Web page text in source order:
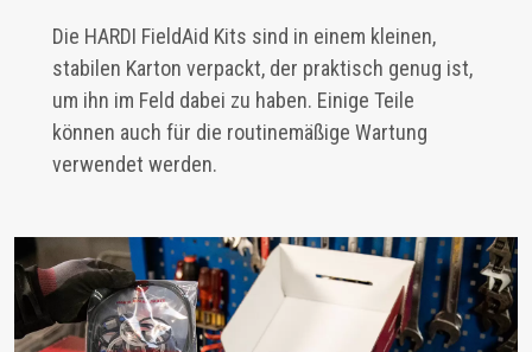
Die HARDI FieldAid Kits sind in einem kleinen,
stabilen Karton verpackt, der praktisch genug ist,
um ihn im Feld dabei zu haben. Einige Teile
können auch für die routinemäßige Wartung
verwendet werden.